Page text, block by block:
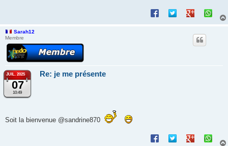
Sarah12
Membre
JUIL. 2025
07
10:49
Re: je me présente
Soit la bienvenue @sandrine870